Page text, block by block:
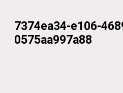
7374ea34-e106-
0575aa997a88